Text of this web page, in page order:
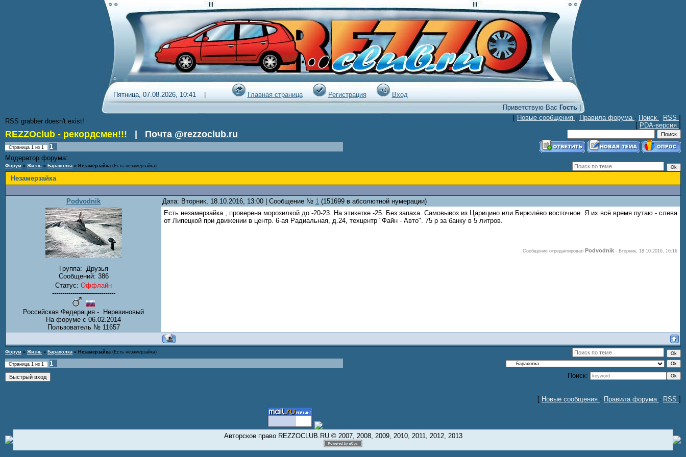
Пятница, 07.08.2026, 10:41 | Главная страница Регистрация
Вход
Приветствую Вас Гость|
RSS grabber doesn't exist!
[ Новые сообщения · Правила форума · Поиск · RSS ]
[ PDA-версия ]
REZZOclub - рекордсмен!!! Почта @rezzoclub.ru
Страница 1 из 1
1
Модератор форума:
Форум » Жизнь » Барахолка » Незамерзайка (Есть незамерзайка)
Незамерзайка
Podvodnik Дата: Вторник, 18.10.2016, 13:00 | Сообщение № 1 (151699 в абсолютной нумерации)
Группа: Друзья
Сообщений: 386
Статус: Оффлайн
-------------------------------
Российская Федерация - Нерезиновый
На форуме с 06.02.2014
Пользователь № 11657
Есть незамерзайка , проверена морозилкой до -20-23. На этикетке -25. Без запаха. Самовывоз из Царицино или Бирюлёво восточное. Я их всё время путаю - слева
от Липецкой при движении в центр. 6-ая Радиальная, д.24, техцентр "Файн - Авто". 75 р за банку в 5 литров.
Сообщение отредактировал Podvodnik - Вторник, 18.10.2016, 16:16
Форум » Жизнь » Барахолка » Незамерзайка (Есть незамерзайка)
Страница 1 из 1
1
Поиск:
[ Новые сообщения · Правила форума · RSS ]
Авторское право REZZOCLUB.RU © 2007, 2008, 2009, 2010, 2011, 2012, 2013